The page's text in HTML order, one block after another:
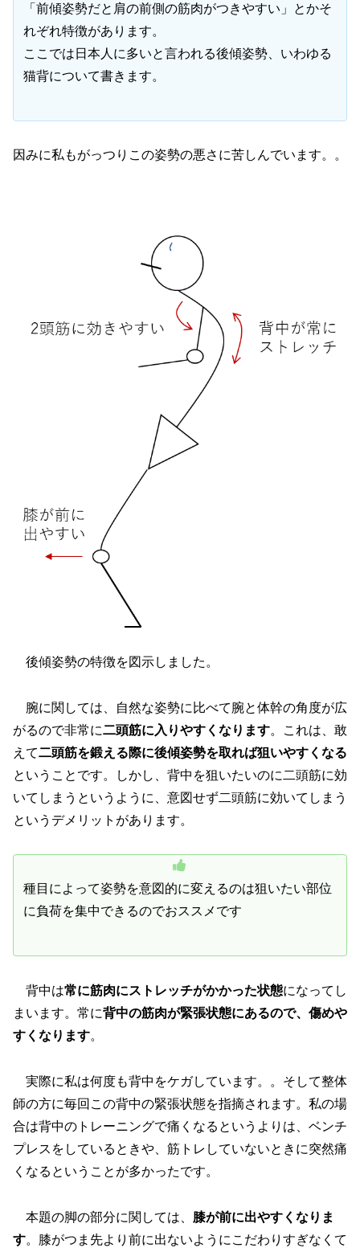
「前傾姿勢だと肩の前側の筋肉がつきやすい」とかそ
れぞれ特徴があります。
ここでは日本人に多いと言われる後傾姿勢、いわゆる
猫背について書きます。
因みに私もがっつりこの姿勢の悪さに苦しんでいます。。
後傾姿勢の特徴を図示しました。
腕に関しては、自然な姿勢に比べて腕と体幹の角度が広
がるので非常に二頭筋に入りやすくなります。これは、敢
えて二頭筋を鍛える際に後傾姿勢を取れば狙いやすくなる
ということです。しかし、背中を狙いたいのに二頭筋に効
いてしまうというように、意図せず二頭筋に効いてしまう
というデメリットがあります。
種目によって姿勢を意図的に変えるのは狙いたい部位
に負荷を集中できるのでおススメです
背中は常に筋肉にストレッチがかかった状態になってし
まいます。常に背中の筋肉が緊張状態にあるので、傷めや
すくなります。
実際に私は何度も背中をケガしています。。そして整体
師の方に毎回この背中の緊張状態を指摘されます。私の場
合は背中のトレーニングで痛くなるというよりは、ベンチ
プレスをしているときや、筋トレしていないときに突然痛
くなるということが多かったです。
本題の脚の部分に関しては、 膝が前に出やすくなりま
す。膝がつま先より前に出ないようにこだわりすぎなくて